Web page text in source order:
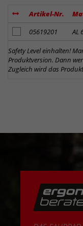
Artikel-Nr.
Artikel zum Merkzettel
05619201 AL
Safety Level einhalten!
Produktversion. Dann
Zugleich wird das